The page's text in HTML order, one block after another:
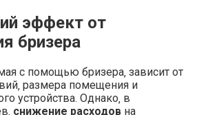
эффект от
бризера
с помощью бризера‚ зависит от
размера помещения и
устройства. Однако‚ в
снижение расходов на